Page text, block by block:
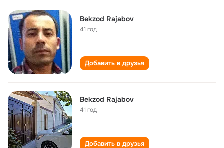
Bekzod Rajabov
41 год
Добавить в друзья
Bekzod Rajabov
41 год
Добавить в друзья